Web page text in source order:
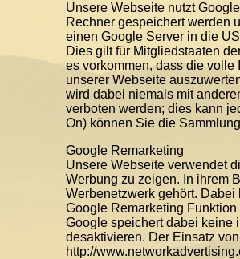
Unsere Webseite nutzt
Rechner gespeichert werden
einen Google Server in die
Dies gilt für Mitgliedstaaten
es vorkommen, dass die volle
unserer Webseite
wird dabei niemals mit
verboten werden; dies kann
On) können Sie die
Google Remarketing
Unsere Webseite verwendet
Werbung zu zeigen. In ihrem
Werbenetzwerk gehört.
Google Remarketing Funktion
Google speichert dabei keine
desaktivieren. Der Einsatz
http://